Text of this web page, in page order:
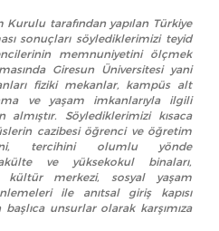
Kurulu tarafından yapılan Türkiye
sonuçları söylediklerimizi teyid
memnuniyetini ölçmek
Giresun Üniversitesi yani
fiziki mekanlar, kampüs alt
ve yaşam imkanlarıyla ilgili
Söylediklerimizi kısaca
cazibesi öğrenci ve öğretim
tercihini olumlu yönde
ve yüksekokul binaları,
kültür merkezi, sosyal yaşam
ile anıtsal giriş kapısı
unsurlar olarak karşımıza